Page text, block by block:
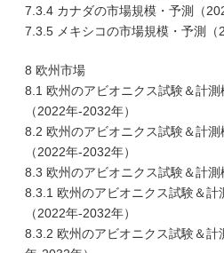
7.3.4 カナダの市場規模・予測（
7.3.5 メキシコの市場規模・予測（
8 欧州市場
8.1 欧州のアビオニクス試験＆計
（2022年-2032年）
8.2 欧州のアビオニクス試験＆計
（2022年-2032年）
8.3 欧州のアビオニクス試験＆計
8.3.1 欧州のアビオニクス試験＆計
（2022年-2032年）
8.3.2 欧州のアビオニクス試験＆計